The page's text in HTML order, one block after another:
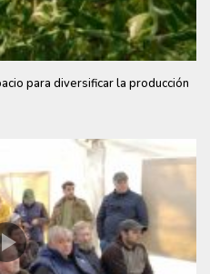
para diversificar la producción